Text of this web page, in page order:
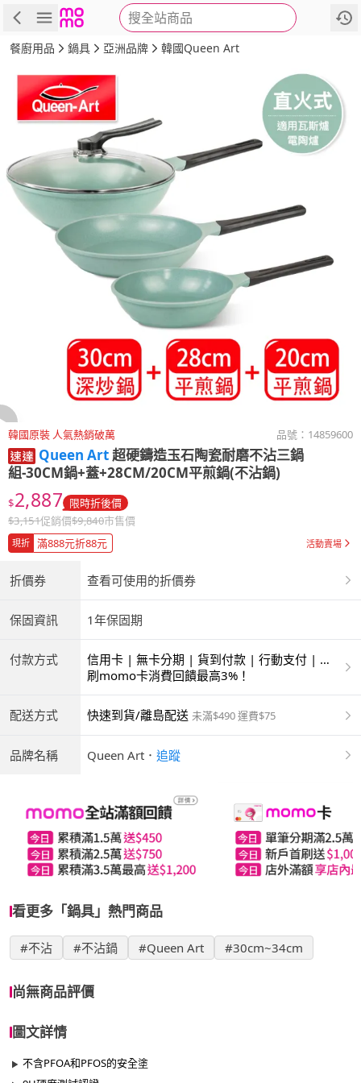
搜全站商品
商品 評價 詳情
餐廚用品 鍋具 亞洲品牌 韓國Queen Art
韓國原裝 人氣熱銷破萬 品號： 14859600
Queen Art超硬鑄造玉石陶瓷耐磨不沾三鍋
組-30CM鍋+蓋+28CM/20CM平煎鍋(不沾鍋)
$2,887 限時折後價
$3,151促銷價$9,840市售價
現折 滿888元折88元 活動賣場
折價券 查看可使用的折價券
保固資訊 1年保固期
付款方式
信用卡 | 無卡分期 | 貨到付款 | 行動支付 | 超
商付款 | ATM | 銀聯卡
刷momo卡消費回饋最高3%！
配送方式 快速到貨/離島配送 未滿$490 運費$75
品牌名稱 Queen Art ． 追蹤
看更多「鍋具」熱門商品
#不沾 #不沾鍋 #Queen Art #30cm~34cm
尚無商品評價
圖文詳情
不含PFOA和PFOS的安全塗